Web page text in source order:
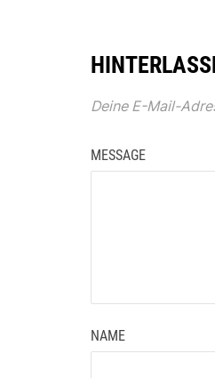
Deine E-Mail-
MESSAGE
NAME